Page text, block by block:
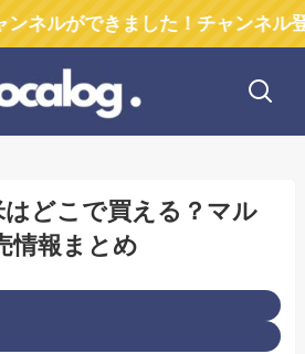
ました！チャンネル登録お願い
どこで買える？マル
情報まとめ